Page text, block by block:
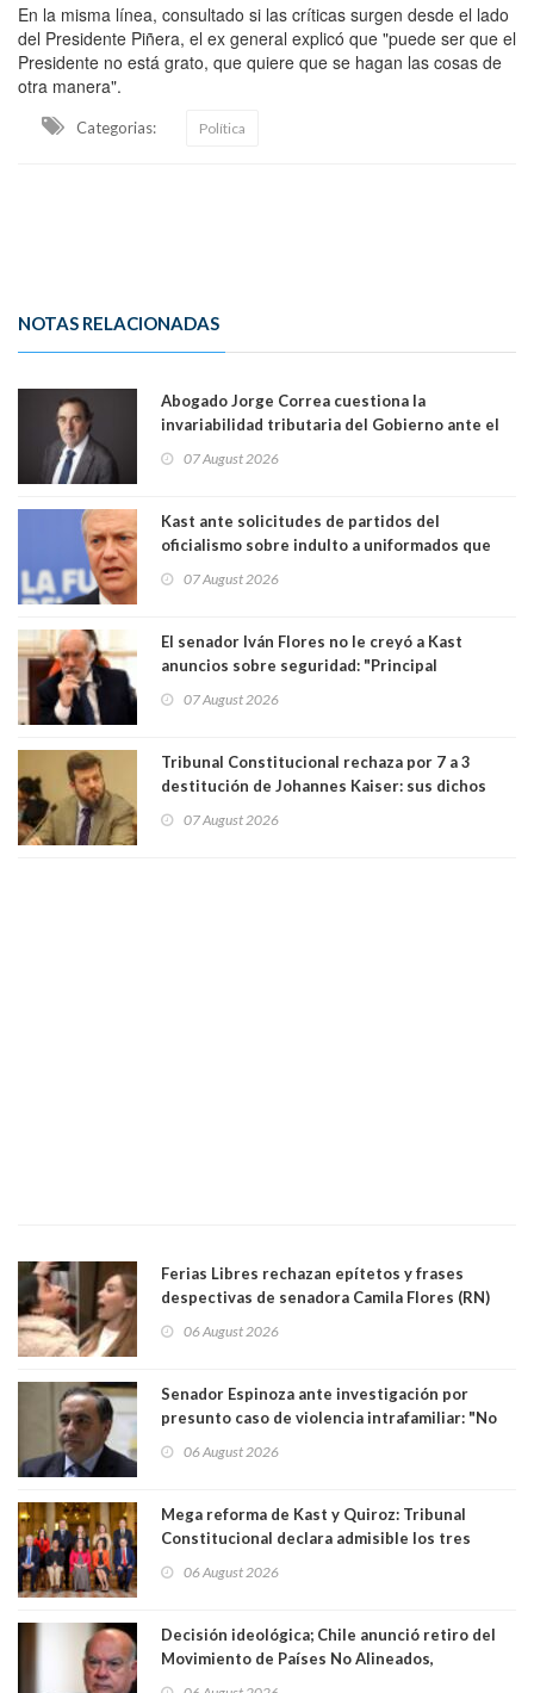
En la misma línea, consultado si las críticas surgen desde el lado
del Presidente Piñera, el ex general explicó que "puede ser que el
Presidente no está grato, que quiere que se hagan las cosas de
otra manera".
Categorias: Política
NOTAS RELACIONADAS
Abogado Jorge Correa cuestiona la
invariabilidad tributaria del Gobierno ante el
democracia” y "defendemos la alternancia en el
07 August 2026
Kast ante solicitudes de partidos del
oficialismo sobre indulto a uniformados que
07 August 2026
El senador Iván Flores no le creyó a Kast
anuncios sobre seguridad: "Principal
perseguir ruta del dinero y levantar secreto
07 August 2026
Tribunal Constitucional rechaza por 7 a 3
destitución de Johannes Kaiser: sus dichos
justicia constitucional porque no es diputado
07 August 2026
Ferias Libres rechazan epítetos y frases
despectivas de senadora Camila Flores (RN)
06 August 2026
Senador Espinoza ante investigación por
presunto caso de violencia intrafamiliar: "No
antecedentes a Tribunal Supremo
06 August 2026
Mega reforma de Kast y Quiroz: Tribunal
Constitucional declara admisible los tres
06 August 2026
Decisión ideológica; Chile anunció retiro del
Movimiento de Países No Alineados,